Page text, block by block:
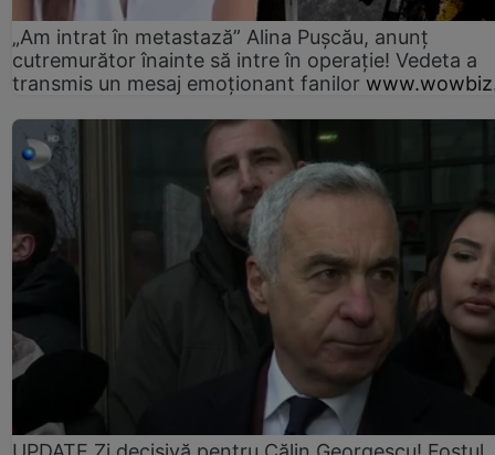
„Am intrat în metastază” Alina Pușcău, anunț
cutremurător înainte să intre în operație! Vedeta a
transmis un mesaj emoționant fanilor